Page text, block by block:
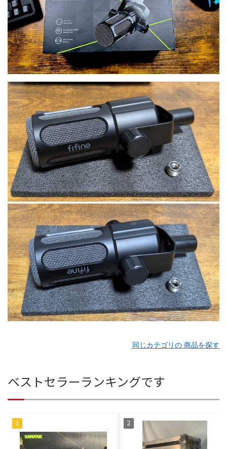
同じカテゴリの 商品を探す
ベストセラーランキングです